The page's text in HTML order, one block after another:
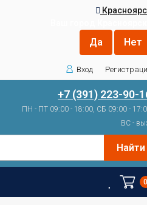
Вход
+7 (391) 223-90-
ПН - ПТ 09:00 - 18:00, СБ 09:00 -
ВС -
Найти